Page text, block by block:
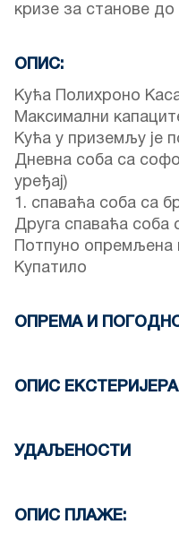
кризе за станове до
ОПИС:
Кућа Полихроно
Максимални
Кућа у приземљу је
Дневна соба са
уређај)
1. спаваћа соба са
Друга спаваћа соба
Потпуно опремљена
Купатило
ОПРЕМА И
Један клима уређај
Машина за прање
Пегла и даска за
ОПИС
објекта
УДАЉЕНОСТИ
Центар села 100 м
ОПИС ПЛАЖЕ: